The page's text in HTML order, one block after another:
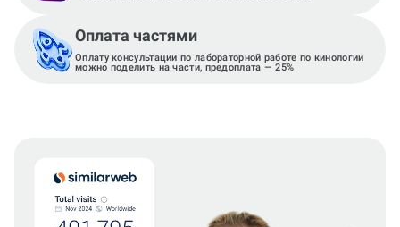
Оплата частями
Оплату консультации по лабораторной работе по кинологии
можно поделить на части, предоплата — 25%